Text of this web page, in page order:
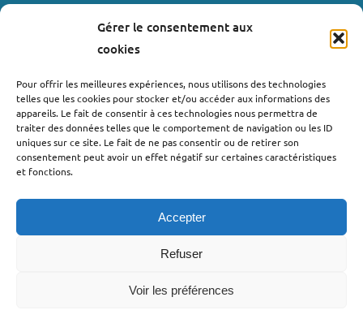
Gérer le consentement aux
cookies
Pour offrir les meilleures expériences, nous utilisons des technologies
telles que les cookies pour stocker et/ou accéder aux informations des
appareils. Le fait de consentir à ces technologies nous permettra de
traiter des données telles que le comportement de navigation ou les ID
uniques sur ce site. Le fait de ne pas consentir ou de retirer son
consentement peut avoir un effet négatif sur certaines caractéristiques
et fonctions.
Accepter
Refuser
Voir les préférences
Où nous trouver ?
Bollène
Nyons
Valréas
Lachapelle-sous-Aubenas
©2022 - Pro’pulse by Initiative Seuil de Provence Ardèche